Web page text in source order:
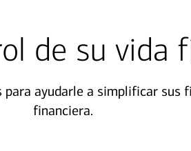
de su vida
ayudarle a simplificar sus
financiera.